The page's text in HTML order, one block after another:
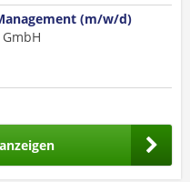
(m/w/d)